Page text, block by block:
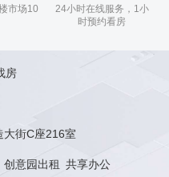
市场10
24小时在线服务，1小
时预约看房
房
大街C座216室
创意园出租 共享办公